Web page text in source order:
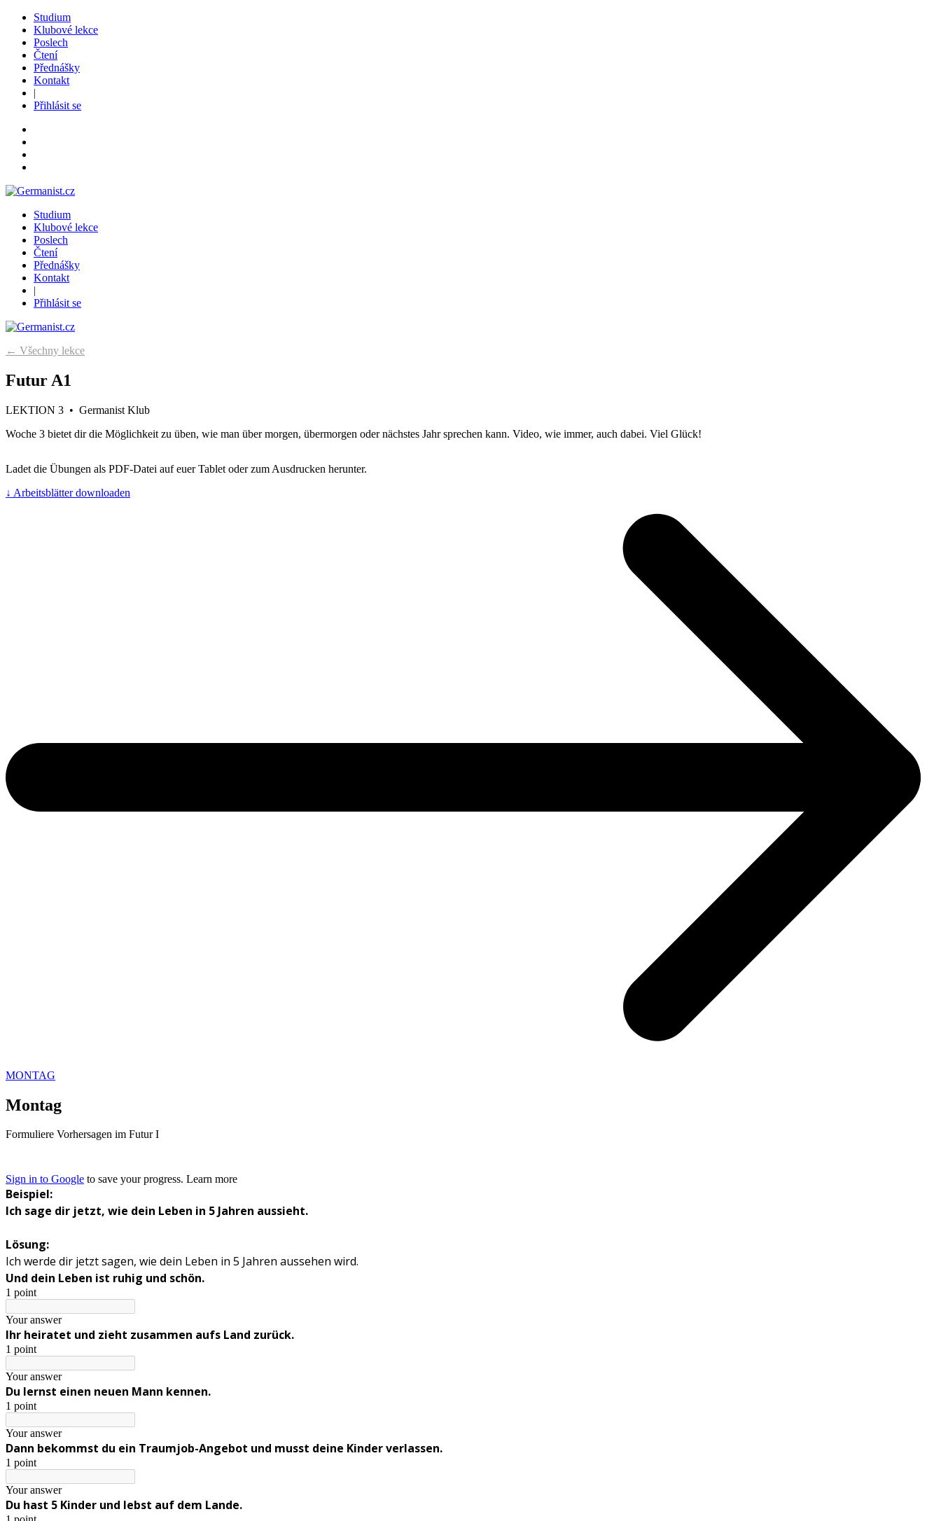
Studium
Klubové lekce
Poslech
Čtení
Přednášky
Kontakt
|
Přihlásit se
Studium
Klubové lekce
Poslech
Čtení
Přednášky
Kontakt
|
Přihlásit se
← Všechny lekce
Futur A1
LEKTION 3 • Germanist Klub
Woche 3 bietet dir die Möglichkeit zu üben, wie man über morgen, übermorgen oder nächstes Jahr sprechen kann. Video, wie immer, auch dabei. Viel Glück!
Ladet die Übungen als PDF-Datei auf euer Tablet oder zum Ausdrucken herunter.
↓ Arbeitsblätter downloaden
MONTAG
Montag
Formuliere Vorhersagen im Futur I